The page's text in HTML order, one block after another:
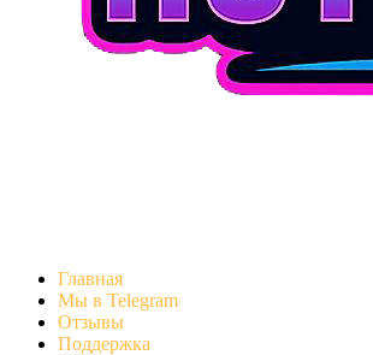
Главная
Мы в Telegram
Отзывы
Поддержка